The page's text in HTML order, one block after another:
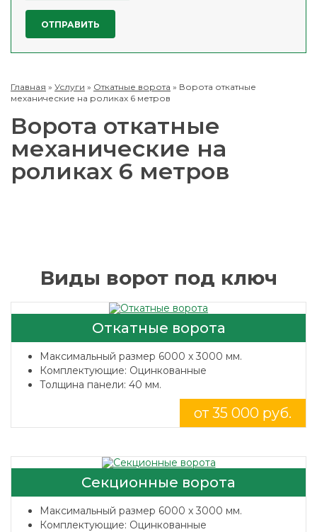
Главная » Услуги » Откатные ворота » Ворота откатные
механические на роликах 6 метров
Ворота откатные
механические на
роликах 6 метров
Виды ворот под ключ
Откатные ворота
Максимальный размер 6000 x 3000 мм.
Комплектующие: Оцинкованные
Толщина панели: 40 мм.
от 35 000 руб.
Секционные ворота
Максимальный размер 6000 x 3000 мм.
Комплектующие: Оцинкованные